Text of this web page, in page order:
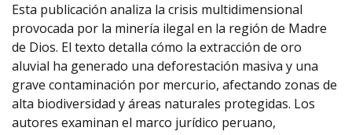
Esta publicación analiza la crisis multidimensional
provocada por la minería ilegal en la región de Madre
de Dios. El texto detalla cómo la extracción de oro
aluvial ha generado una deforestación masiva y una
grave contaminación por mercurio, afectando zonas de
alta biodiversidad y áreas naturales protegidas. Los
autores examinan el marco jurídico peruano,